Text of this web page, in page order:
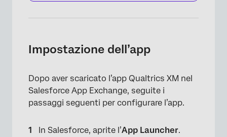
Impostazione dell’app
Dopo aver scaricato l’app Qualtrics XM nel
Salesforce App Exchange, seguite i
passaggi seguenti per configurare l’app.
In Salesforce, aprite l’App Launcher.